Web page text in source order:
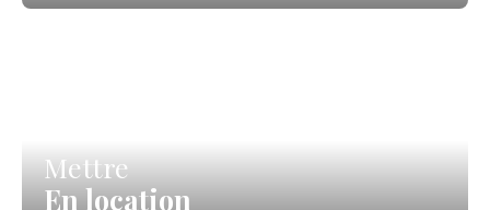
Mettre
En location